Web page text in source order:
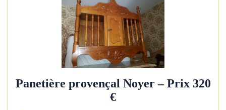
Panetière provençal Noyer – Prix 320
€